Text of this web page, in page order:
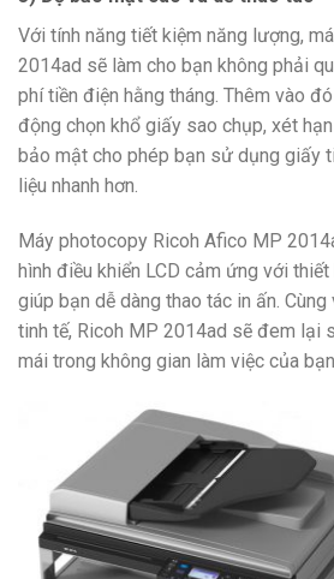
Với tính năng tiết kiệm năng lượng,
2014ad sẽ làm cho bạn không phải
phí tiền điện hằng tháng. Thêm vào
động chọn khổ giấy sao chụp, xét
bảo mật cho phép bạn sử dụng giấy
liệu nhanh hơn.
Máy photocopy Ricoh Afico MP
hình điều khiển LCD cảm ứng với
giúp bạn dễ dàng thao tác in ấn.
tinh tế, Ricoh MP 2014ad sẽ đem lại
mái trong không gian làm việc của